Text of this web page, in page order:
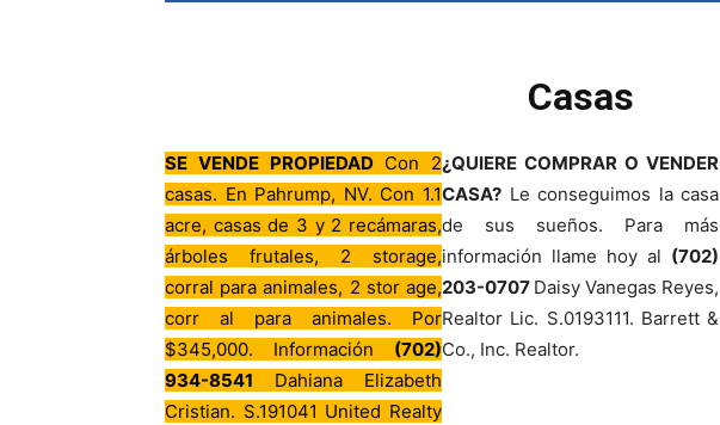
Casas
SE VENDE PROPIEDADCon 2
casas. En Pahrump, NV. Con 1.1
acre, casas de 3 y 2 recámaras,
árboles frutales, 2 storage,
corral para animales, 2 stor age,
corr al para animales. Por
$345,000. Información (702)
934-8541 Dahiana Elizabeth
Cristian. S.191041 United Realty
¿QUIERE COMPRAR O VENDER
CASA? Le conseguimos la casa
de sus sueños. Para más
información llame hoy al (702)
203-0707 Daisy Vanegas Reyes,
Realtor Lic. S.0193111. Barrett &
Co., Inc. Realtor.